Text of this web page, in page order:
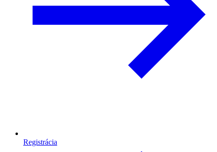
Registrácia